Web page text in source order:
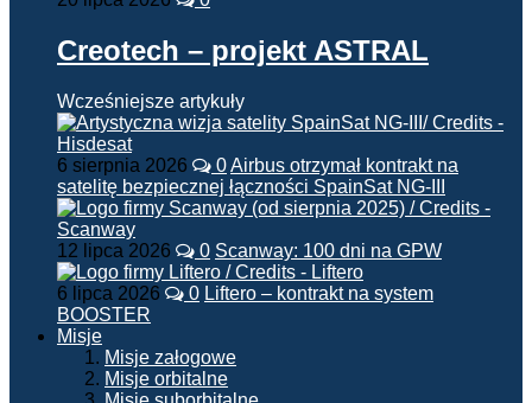
Creotech – projekt ASTRAL
Wcześniejsze artykuły
6 sierpnia 2026 0Airbus otrzymał kontrakt na
satelitę bezpiecznej łączności SpainSat NG-III
12 lipca 2026 0 Scanway: 100 dni na GPW
6 lipca 2026 0 Liftero – kontrakt na system
BOOSTER
Misje
Misje załogowe
Misje orbitalne